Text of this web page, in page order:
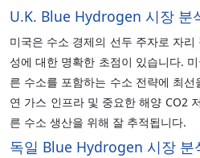
U.K. Blue Hydrogen 시장 분
미국은 수소 경제의 선두 주자로 자
성에 대한 명확한 초점이 있습니다.
른 수소를 포함하는 수소 전략에 최
연 가스 인프라 및 중요한 해양 CO2
른 수소 생산을 위해 잘 추적됩니다.
독일 Blue Hydrogen 시장 분